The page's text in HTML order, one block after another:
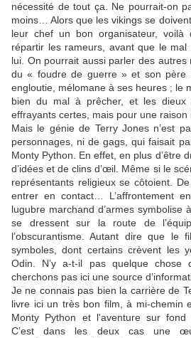
nécessité de tout ça. Ne pourrait-on
moins… Alors que les vikings se
leur chef un bon organisateur, voilà
répartir les rameurs, avant que le mal
lui. On pourrait aussi parler des autres
du « foudre de guerre » et son
engloutie, mélomane à ses heures ; le
bien du mal à prêcher, et les dieux
effrayants certes, mais pour une raison
Mais le génie de Terry Jones n’est
personnages, ni de gags, qui faisait
Monty Python. En effet, en plus d’être
d’idées et de clins d’œil. Même si le
représentants religieux se côtoient.
entrer en contact… L’affrontement
lugubre marchand d’armes symbolise
se dressent sur la route de
l’obscurantisme. Autant dire que
symboles, dont certains crèvent les
Odin. N’y a-t-il pas quelque
cherchons pas ici une source
Je ne connais pas bien la carrière de
livre ici un très bon film, à mi-chemin
Monty Python et l'aventure sur fond
C’est dans les deux cas une